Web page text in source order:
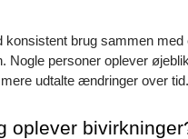
konsistent brug sammen med
personer oplever
udtalte ændringer over tid.
oplever